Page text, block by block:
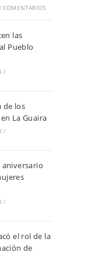
COMENTARIOS
las
Pueblo
/
de los
La Guaira
/
aniversario
/
el rol de la
de